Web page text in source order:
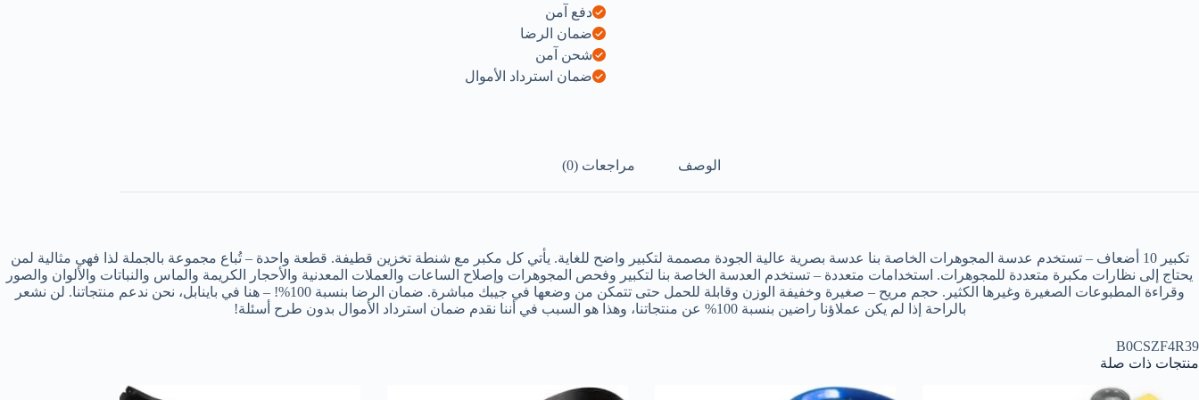
دفع آمن
ضمان الرضا
شحن آمن
ضمان استرداد الأموال
الوصف مراجعات (0)
تكبير 10 أضعاف – تستخدم عدسة المجوهرات الخاصة بنا عدسة بصرية عالية الجودة مصممة لتكبير واضح للغاية. يأتي كل مكبر مع شنطة تخزين قطيفة. قطعة واحدة – تُباع مجموعة بالجملة لذا فهي مثالية لمن
يحتاج إلى نظارات مكبرة متعددة للمجوهرات. استخدامات متعددة – تستخدم العدسة الخاصة بنا لتكبير وفحص المجوهرات وإصلاح الساعات والعملات المعدنية والأحجار الكريمة والماس والنباتات والألوان والصور
وقراءة المطبوعات الصغيرة وغيرها الكثير. حجم مريح – صغيرة وخفيفة الوزن وقابلة للحمل حتى تتمكن من وضعها في جيبك مباشرة. ضمان الرضا بنسبة 100%! – هنا في باينابل، نحن ندعم منتجاتنا. لن نشعر
بالراحة إذا لم يكن عملاؤنا راضين بنسبة 100% عن منتجاتنا، وهذا هو السبب في أننا نقدم ضمان استرداد الأموال بدون طرح أسئلة!
B0CSZF4R39
منتجات ذات صلة